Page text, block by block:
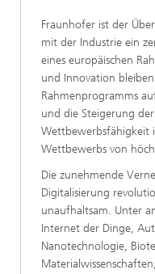
Fraunhofer ist der
mit der Industrie ein
eines europäischen
und Innovation
Rahmenprogramms
und die Steigerung
Wettbewerbsfähigkeit
Wettbewerbs von
Die zunehmende
Digitalisierung
unaufhaltsam. Unter
Internet der Dinge,
Nanotechnologie,